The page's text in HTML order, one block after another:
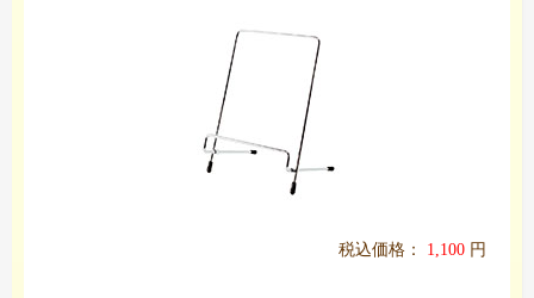
税込価格： 1,100 円